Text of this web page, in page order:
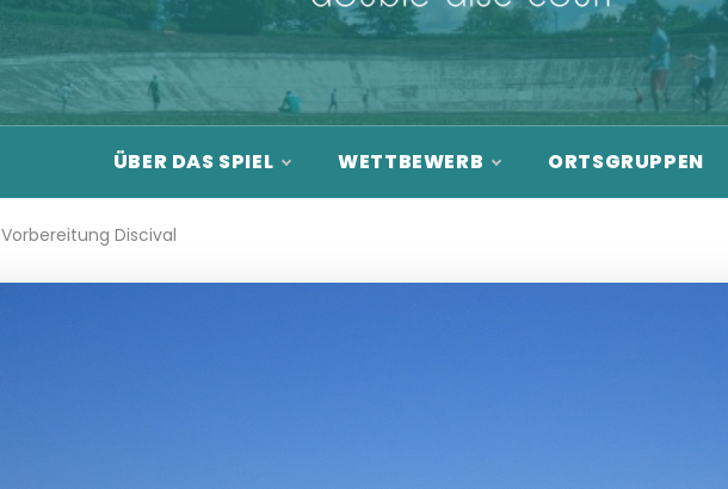
DOUBLE DISC
COURT
ÜBER DAS SPIEL WETTBEWERB ORTSGRUPPEN
Vorbereitung Discival